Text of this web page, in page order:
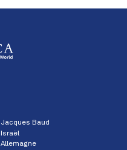
Jacques Baud
Israël
Allemagne